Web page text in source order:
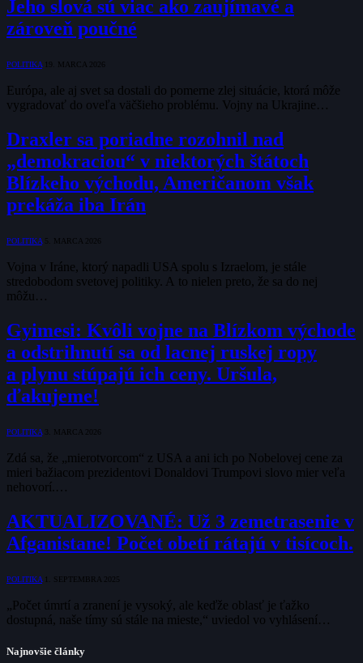
Jeho slová sú viac ako zaujímavé a
zároveň poučné
POLITIKA 19. MARCA 2026
Európa, ale aj svet sa dostali do pomerne zlej situácie, ktorá môže
vygradovať do oveľa väčšieho problému. Vojny na Ukrajine…
Draxler sa poriadne rozohnil nad
„demokraciou“ v niektorých štátoch
Blízkeho východu, Američanom však
prekáža iba Irán
POLITIKA 5. MARCA 2026
Vojna v Iráne, ktorý napadli USA spolu s Izraelom, je stále
stredobodom svetovej politiky. A to nielen preto, že sa do nej
môžu…
Gyimesi: Kvôli vojne na Blízkom východe
a odstrihnutí sa od lacnej ruskej ropy
a plynu stúpajú ich ceny. Uršula,
ďakujeme!
POLITIKA 3. MARCA 2026
Zdá sa, že „mierotvorcom“ z USA a ani ich po Nobelovej cene za
mieri bažiacom prezidentovi Donaldovi Trumpovi slovo mier veľa
nehovorí.…
AKTUALIZOVANÉ: Už 3 zemetrasenie v
Afganistane! Počet obetí rátajú v tisícoch.
POLITIKA 1. SEPTEMBRA 2025
„Počet úmrtí a zranení je vysoký, ale keďže oblasť je ťažko
dostupná, naše tímy sú stále na mieste,“ uviedol vo vyhlásení…
Najnovšie články